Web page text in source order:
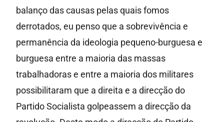
balanço das causas pelas quais fomos
derrotados, eu penso que a sobrevivência e
permanência da ideologia pequeno-burguesa e
burguesa entre a maioria das massas
trabalhadoras e entre a maioria dos militares
possibilitaram que a direita e a direcção do
Partido Socialista golpeassem a direcção da